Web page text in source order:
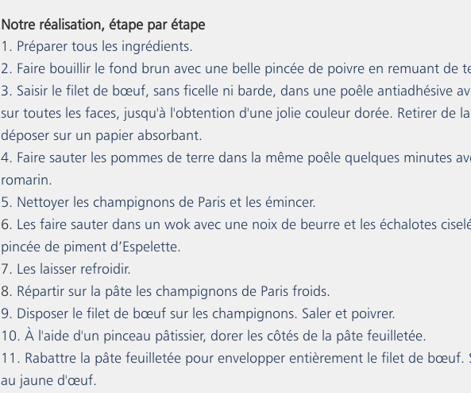
Notre réalisation, étape par étape
1. Préparer tous les ingrédients.
2. Faire bouillir le fond brun avec une belle pincée de poivre en remuant de
3. Saisir le filet de bœuf, sans ficelle ni barde, dans une poêle antiadhésive
sur toutes les faces, jusqu'à l'obtention d'une jolie couleur dorée. Retirer de
déposer sur un papier absorbant.
4. Faire sauter les pommes de terre dans la même poêle quelques minutes
romarin.
5. Nettoyer les champignons de Paris et les émincer.
6. Les faire sauter dans un wok avec une noix de beurre et les échalotes
pincée de piment d’Espelette.
7. Les laisser refroidir.
8. Répartir sur la pâte les champignons de Paris froids.
9. Disposer le filet de bœuf sur les champignons. Saler et poivrer.
10. À l'aide d'un pinceau pâtissier, dorer les côtés de la pâte feuilletée.
11. Rabattre la pâte feuilletée pour envelopper entièrement le filet de bœuf.
au jaune d'œuf.